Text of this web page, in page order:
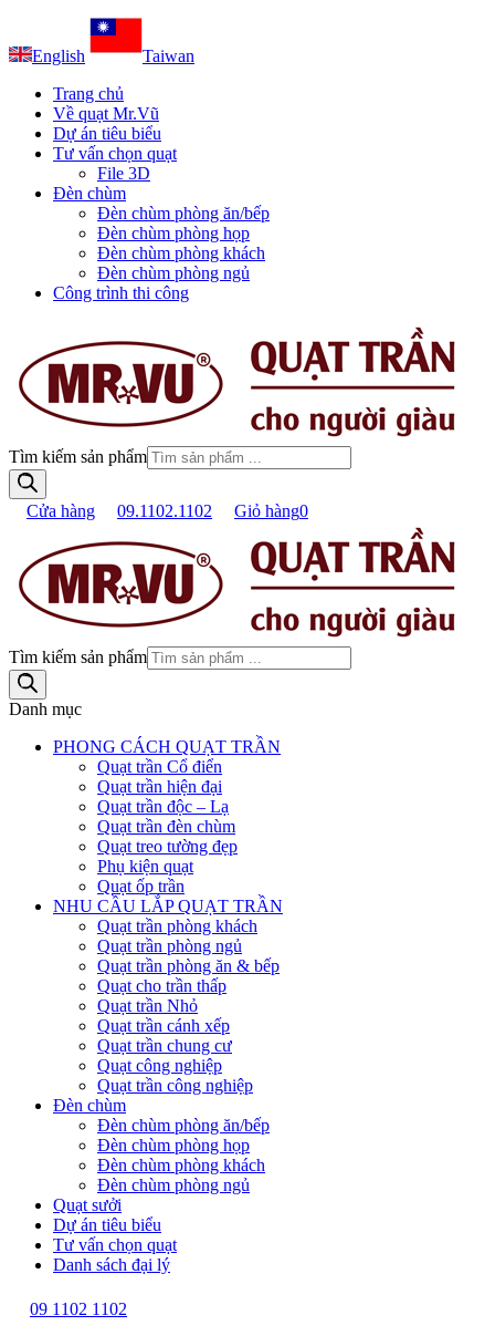
English
Taiwan
Trang chủ
Về quạt Mr.Vũ
Dự án tiêu biểu
Tư vấn chọn quạt
File 3D
Đèn chùm
Đèn chùm phòng ăn/bếp
Đèn chùm phòng họp
Đèn chùm phòng khách
Đèn chùm phòng ngủ
Công trình thi công
Tìm kiếm sản phẩm
Cửa hàng 09.1102.1102 Giỏ hàng0
Tìm kiếm sản phẩm
Danh mục
PHONG CÁCH QUẠT TRẦN
Quạt trần Cổ điển
Quạt trần hiện đại
Quạt trần độc – Lạ
Quạt trần đèn chùm
Quạt treo tường đẹp
Phụ kiện quạt
Quạt ốp trần
NHU CẦU LẮP QUẠT TRẦN
Quạt trần phòng khách
Quạt trần phòng ngủ
Quạt trần phòng ăn & bếp
Quạt cho trần thấp
Quạt trần Nhỏ
Quạt trần cánh xếp
Quạt trần chung cư
Quạt công nghiệp
Quạt trần công nghiệp
Đèn chùm
Đèn chùm phòng ăn/bếp
Đèn chùm phòng họp
Đèn chùm phòng khách
Đèn chùm phòng ngủ
Quạt sưởi
Dự án tiêu biểu
Tư vấn chọn quạt
Danh sách đại lý
09 1102 1102